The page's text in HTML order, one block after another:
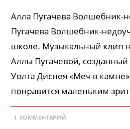
Алла Пугачева Волшебник-
Пугачева Волшебник-
школе. Музыкальный клип
Аллы Пугачевой,
Уолта Диснея «Меч в
понравится маленьким
1 КОММЕНТАРИЙ